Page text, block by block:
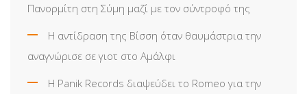
Πανορμίτη στη Σύμη μαζί με τον σύντροφό της
Η αντίδραση της Βίσση όταν θαυμάστρια την
αναγνώρισε σε γιοτ στο Αμάλφι
Η Panik Records διαψεύδει το Romeo για την